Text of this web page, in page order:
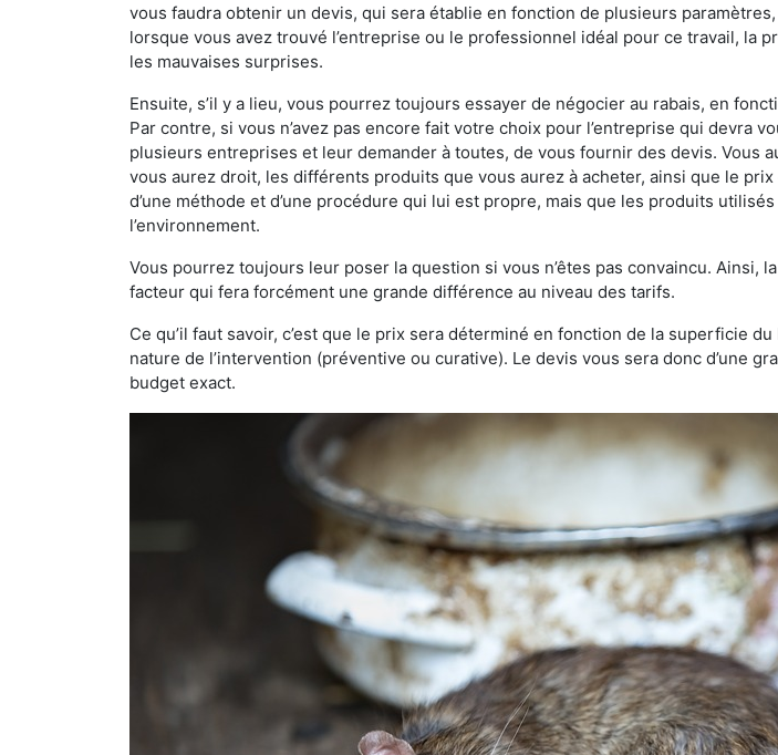
vous faudra obtenir un devis, qui sera établie en fonction de plusieurs
lorsque vous avez trouvé l’entreprise ou le professionnel idéal pour ce travail, la
les mauvaises surprises.
Ensuite, s’il y a lieu, vous pourrez toujours essayer de négocier au rabais, en
Par contre, si vous n’avez pas encore fait votre choix pour l’entreprise qui
plusieurs entreprises et leur demander à toutes, de vous fournir des devis. Vous
vous aurez droit, les différents produits que vous aurez à acheter, ainsi que le
d’une méthode et d’une procédure qui lui est propre, mais que les produits
l’environnement.
Vous pourrez toujours leur poser la question si vous n’êtes pas convaincu.
facteur qui fera forcément une grande différence au niveau des tarifs.
Ce qu’il faut savoir, c’est que le prix sera déterminé en fonction de la superficie
nature de l’intervention (préventive ou curative). Le devis vous sera donc d’une
budget exact.